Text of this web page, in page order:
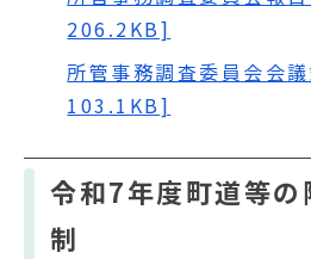
206.2KB]
所管事務調査委員会会
103.1KB]
令和7年度町道等の